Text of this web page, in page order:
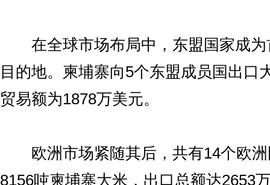
在全球市场布局中，东盟国家成为
目的地。柬埔寨向5个东盟成员国出口
贸易额为1878万美元。
欧洲市场紧随其后，共有14个欧洲
8156吨柬埔寨大米，出口总额达2653